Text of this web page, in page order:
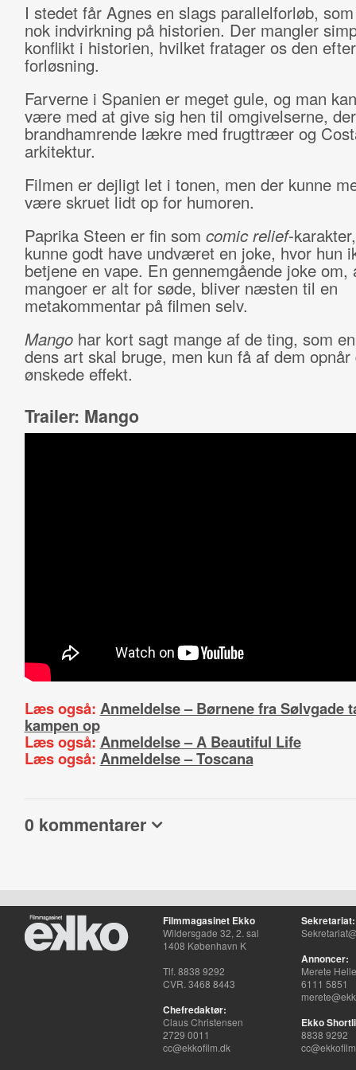
I stedet får Agnes en slags parallelforløb,
nok indvirkning på historien. Der mangler
konflikt i historien, hvilket fratager os den
forløsning.
Farverne i Spanien er meget gule, og man
være med at give sig hen til omgivelserne,
brandhamrende lækre med frugttræer og
arkitektur.
Filmen er dejligt let i tonen, men der kunne
være skruet lidt op for humoren.
Paprika Steen er fin som comic relief-
kunne godt have undværet en joke, hvor hun
betjene en vape. En gennemgående joke om,
mangoer er alt for søde, bliver næsten til en
metakommentar på filmen selv.
Mangohar kort sagt mange af de ting, som
dens art skal bruge, men kun få af dem opnår
ønskede effekt.
Trailer: Mango
Læs også: Anmeldelse – Børnene fra Sølvgade
kampen op
Læs også: Anmeldelse – A Beautiful Life
Læs også: Anmeldelse – Toscana
0 kommentarer
Filmmagasinet Ekko
Wildersgade 32, 2. sal
1408 København K
Tlf. 8838 9292
CVR. 3468 8443
Chefredaktør:
Claus Christensen
2729 0011
cc@ekkofilm.dk
Sekretariat:
Annoncer:
Merete
6111 5851
Ekko
8838 9292